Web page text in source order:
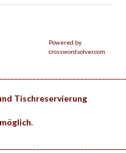
Powered by
crosswordsolver.com
Tischreservierung